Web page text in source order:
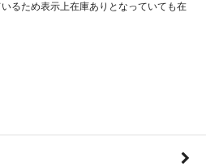
るため表示上在庫ありとなっていても在